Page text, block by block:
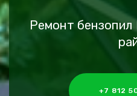
Ремонт
+7 812